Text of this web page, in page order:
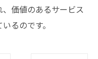
価値のあるサービス
るのです。